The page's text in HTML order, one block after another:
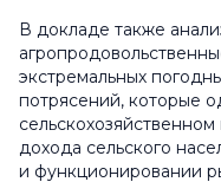
В докладе также
экстремальных
потрясений, которые
дохода сельского
и функционировании